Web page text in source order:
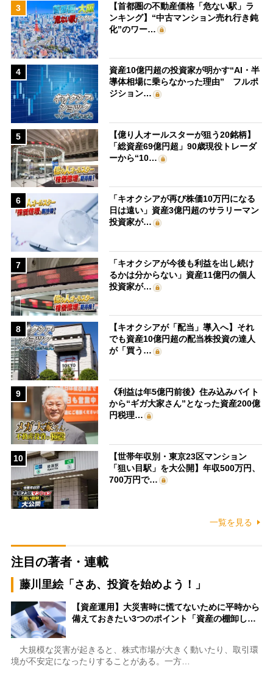
3
【首都圏の不動産価格「危ない駅」ラ
ンキング】“中古マンション売れ行き鈍
化”のワー…
4
資産10億円超の投資家が明かす“AI・半
導体相場に乗らなかった理由” フルポ
ジション…
5
【億り人オールスターが狙う20銘柄】
「総資産69億円超」90歳現役トレーダ
ーから“10…
6
「キオクシアが再び株価10万円になる
日は遠い」資産3億円超のサラリーマン
投資家が…
7
「キオクシアが今後も利益を出し続け
るかは分からない」資産11億円の個人
投資家が…
8
【キオクシアが「配当」導入へ】それ
でも資産10億円超の配当株投資の達人
が「買う…
9
《利益は年5億円前後》住み込みバイト
から“ギガ大家さん”となった資産200億
円税理…
10
【世帯年収別・東京23区マンション
「狙い目駅」を大公開】年収500万円、
700万円で…
一覧を見る
注目の著者・連載
藤川里絵「さあ、投資を始めよう！」
【資産運用】大災害時に慌てないために平時から
備えておきたい3つのポイント「資産の棚卸し…
大規模な災害が起きると、株式市場が大きく動いたり、取引環
境が不安定になったりすることがある。一方…